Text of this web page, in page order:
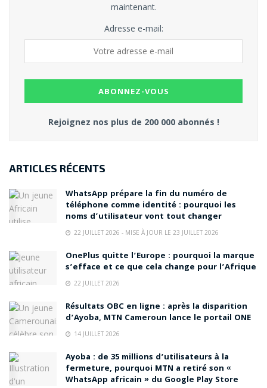
maintenant.
Adresse e-mail:
Rejoignez nos plus de 200 000 abonnés !
ARTICLES RÉCENTS
WhatsApp prépare la fin du numéro de
téléphone comme identité : pourquoi les
noms d’utilisateur vont tout changer
22 JUILLET 2026 - MISE À JOUR LE 23 JUILLET 2026
OnePlus quitte l’Europe : pourquoi la marque
s’efface et ce que cela change pour l’Afrique
22 JUILLET 2026
Résultats OBC en ligne : après la disparition
d’Ayoba, MTN Cameroun lance le portail ONE
14 JUILLET 2026
Ayoba : de 35 millions d’utilisateurs à la
fermeture, pourquoi MTN a retiré son «
WhatsApp africain » du Google Play Store